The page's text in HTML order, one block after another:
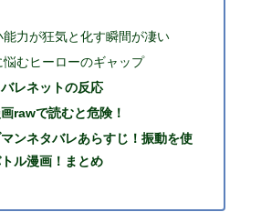
力が狂気と化す瞬間が凄い
悩むヒーローのギャップ
レネットの反応
rawで読むと危険！
マンネタバレあらすじ！振動を使
ル漫画！まとめ